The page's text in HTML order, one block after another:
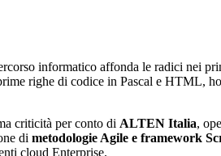
informatico affonda le radici
righe di codice in Pascal e HTML,
criticità per conto di ALTEN Italia,
di metodologie Agile e framework
cloud Enterprise.